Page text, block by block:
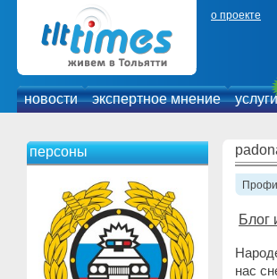
о проекте
новости экспертное мнение услуги
персоны
Блог
нас